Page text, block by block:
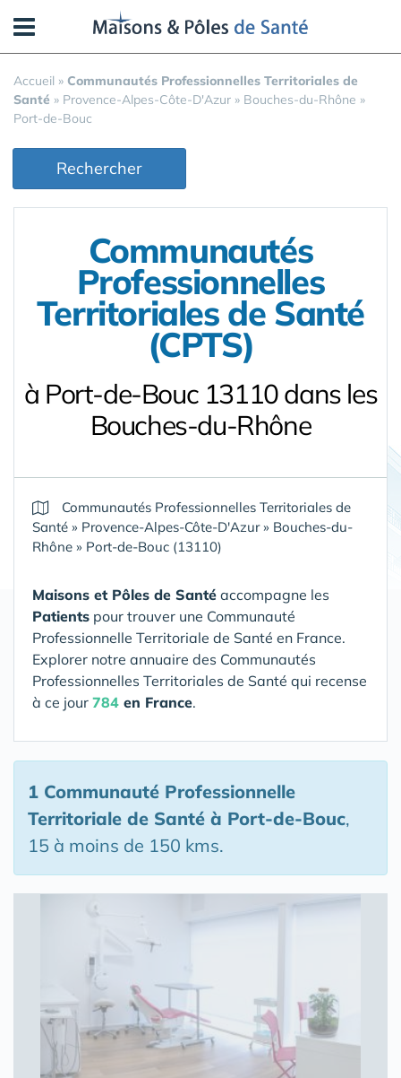
Accueil » Communautés Professionnelles Territoriales de
Santé » Provence-Alpes-Côte-D'Azur » Bouches-du-Rhône »
Port-de-Bouc
Rechercher
Communautés
Professionnelles
Territoriales de Santé
(CPTS)
à Port-de-Bouc 13110 dans les
Bouches-du-Rhône
Communautés Professionnelles Territoriales de
Santé » Provence-Alpes-Côte-D'Azur» Bouches-du-
Rhône » Port-de-Bouc (13110)
Maisons et Pôles de Santé accompagne les
Patients pour trouver une Communauté
Professionnelle Territoriale de Santé en France.
Explorer notre annuaire des Communautés
Professionnelles Territoriales de Santé qui recense
à ce jour 784 en France.
1 Communauté Professionnelle
Territoriale de Santé à Port-de-Bouc,
15 à moins de 150 kms.
Panneau de gestion des cookies